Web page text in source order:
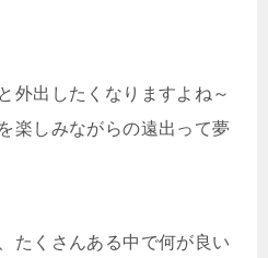
外出したくなりますよね～
楽しみながらの遠出って夢
たくさんある中で何が良い